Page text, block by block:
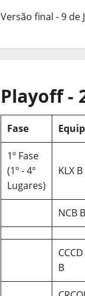
Versão final - 9 de
Playoff -
Fase
1º Fase
(1º - 4º
Lugares)
KLX B
NCB B
CCCD
B